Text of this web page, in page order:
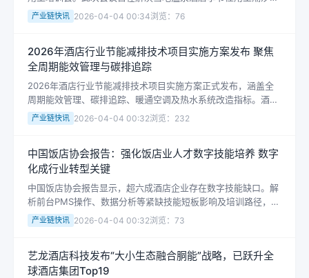
问题？
就业形态多样化带来的管理难题，推动行业劳动用工的规范化和
法治化。随着旅游季的临近，这一举...
产业链快讯 2026-04-04 00:34浏览：76
2026年酒店行业节能减排技术项目实施方案发布 聚焦
全周期能效管理与碳排追踪
2026年酒店行业节能减排技术项目实施方案正式发布，涵盖全
周期能效管理、碳排追踪、暖通空调及热水系统改造指标。酒店
投资方与管理集团需了解强制条款、申报流程及投资回收期，确
保合规与成本控制。
产业链快讯 2026-04-04 00:32浏览：232
中国饭店协会报告：强化饭店业人才数字技能培养 数字
化成行业转型关键
中国饭店协会报告显示，超六成酒店企业存在数字技能缺口。解
析前台PMS操作、数据分析等紧缺技能短板影响及培训路径，提
供可量化评估标准与校企合作资源整合建议。
产业链快讯 2026-04-04 00:32浏览：73
艺龙酒店科技发布“大小生态融合胴能”战略，已跃升全
球酒店集团Top19